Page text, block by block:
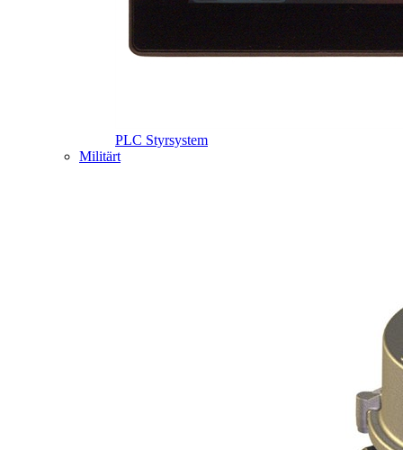
PLC Styrsystem
Militärt